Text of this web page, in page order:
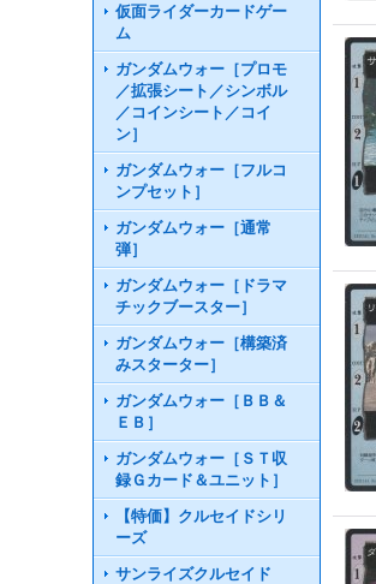
仮面ライダーカードゲー
ム
ガンダムウォー［プロモ
／拡張シート／シンボル
／コインシート／コイ
ン］
ガンダムウォー［フルコ
ンプセット］
ガンダムウォー［通常
弾］
ガンダムウォー［ドラマ
チックブースター］
ガンダムウォー［構築済
みスターター］
ガンダムウォー［ＢＢ＆
ＥＢ］
ガンダムウォー［ＳＴ収
録Ｇカード＆ユニット］
【特価】クルセイドシリ
ーズ
サンライズクルセイド